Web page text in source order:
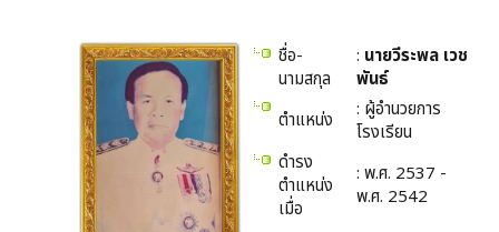
ชื่อ-
นามสกุล
: นายวีระพล เวช
พันธ์
ตำแหน่ง
: ผู้อำนวยการ
โรงเรียน
ดำรง
ตำแหน่ง
เมื่อ
: พ.ศ. 2537 -
พ.ศ. 2542